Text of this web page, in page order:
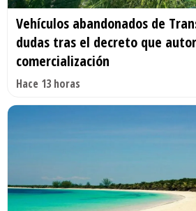
Vehículos abandonados de
dudas tras el decreto que
comercialización
Hace 13 horas